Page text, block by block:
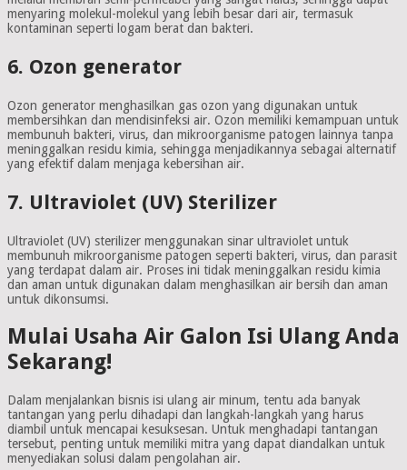
menyaring molekul-molekul yang lebih besar dari air, termasuk
kontaminan seperti logam berat dan bakteri.
6. Ozon generator
Ozon generator menghasilkan gas ozon yang digunakan untuk
membersihkan dan mendisinfeksi air. Ozon memiliki kemampuan untuk
membunuh bakteri, virus, dan mikroorganisme patogen lainnya tanpa
meninggalkan residu kimia, sehingga menjadikannya sebagai alternatif
yang efektif dalam menjaga kebersihan air.
7. Ultraviolet (UV) Sterilizer
Ultraviolet (UV) sterilizer menggunakan sinar ultraviolet untuk
membunuh mikroorganisme patogen seperti bakteri, virus, dan parasit
yang terdapat dalam air. Proses ini tidak meninggalkan residu kimia
dan aman untuk digunakan dalam menghasilkan air bersih dan aman
untuk dikonsumsi.
Mulai Usaha Air Galon Isi Ulang Anda
Sekarang!
Dalam menjalankan bisnis isi ulang air minum, tentu ada banyak
tantangan yang perlu dihadapi dan langkah-langkah yang harus
diambil untuk mencapai kesuksesan. Untuk menghadapi tantangan
tersebut, penting untuk memiliki mitra yang dapat diandalkan untuk
menyediakan solusi dalam pengolahan air.